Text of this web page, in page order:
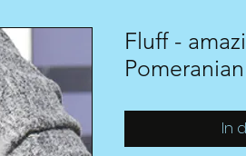
Fluff -
In